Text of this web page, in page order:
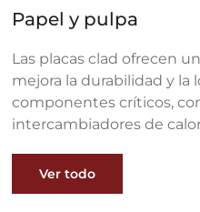
Papel y pulpa
Las placas clad ofrecen
mejora la durabilidad y la
componentes críticos,
intercambiadores de
Ver todo